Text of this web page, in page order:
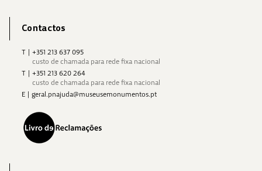
Contactos
T
+351 213 637 095
custo de chamada para rede fixa nacional
T
+351 213 620 264
custo de chamada para rede fixa nacional
E
geral.pnajuda@museusemonumentos.pt